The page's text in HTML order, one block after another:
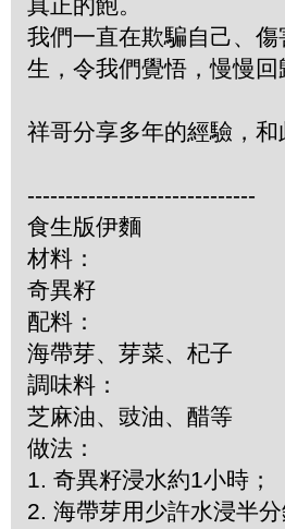
我們一直在欺騙自己、傷
生，令我們覺悟，慢慢
祥哥分享多年的經驗，和
------------------------------
食生版伊麵
材料：
奇異籽
配料：
海帶芽、芽菜、杞子
調味料：
芝麻油、豉油、醋等
做法：
1. 奇異籽浸水約1小時；
2. 海帶芽用少許水浸半分